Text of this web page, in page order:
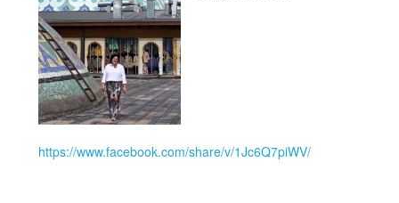
https://www.facebook.com/share/v/1Jc6Q7piWV/